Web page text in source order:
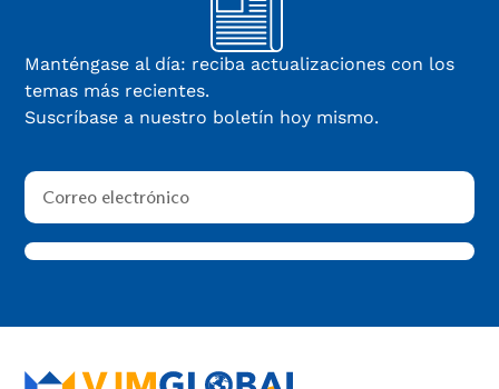
Manténgase al día: reciba actualizaciones con los
temas más recientes.
Suscríbase a nuestro boletín hoy mismo.